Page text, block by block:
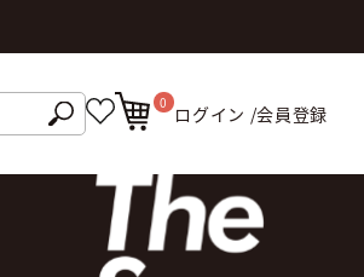
0 ログイン /会員登録